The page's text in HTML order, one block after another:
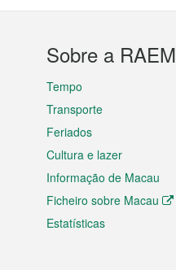
Sobre a RAEM
Tempo
Transporte
Feriados
Cultura e lazer
Informação de Macau
Ficheiro sobre Macau
Estatísticas